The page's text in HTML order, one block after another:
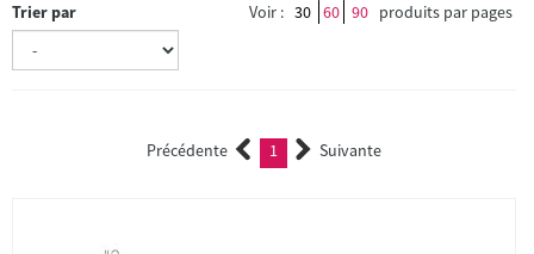
Trier par
Voir : 30 60 90 produits par pages
Précédente 1 (current)Suivante